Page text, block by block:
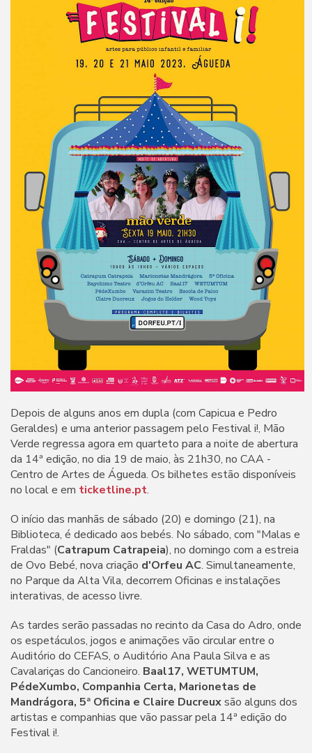
Depois de alguns anos em dupla (com Capicua e Pedro
Geraldes) e uma anterior passagem pelo Festival i!, Mão
Verde regressa agora em quarteto para a noite de abertura
da 14ª edição, no dia 19 de maio, às 21h30, no CAA -
Centro de Artes de Águeda. Os bilhetes estão disponíveis
no local e em ticketline.pt.
O início das manhãs de sábado (20) e domingo (21), na
Biblioteca, é dedicado aos bebés. No sábado, com "Malas e
Fraldas" (Catrapum Catrapeia), no domingo com a estreia
de Ovo Bebé, nova criação d'Orfeu AC. Simultaneamente,
no Parque da Alta Vila, decorrem Oficinas e instalações
interativas, de acesso livre.
As tardes serão passadas no recinto da Casa do Adro, onde
os espetáculos, jogos e animações vão circular entre o
Auditório do CEFAS, o Auditório Ana Paula Silva e as
Cavalariças do Cancioneiro. Baal17, WETUMTUM,
PédeXumbo, Companhia Certa, Marionetas de
Mandrágora, 5ª Oficina e Claire Ducreuxsão alguns dos
artistas e companhias que vão passar pela 14ª edição do
Festival i!.